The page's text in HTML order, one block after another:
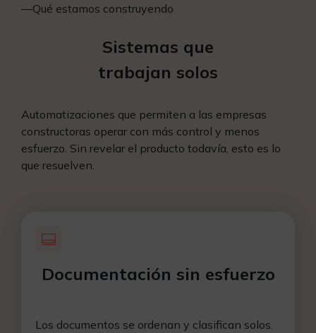
—Qué estamos construyendo
Sistemas que
trabajan solos
Automatizaciones que permiten a las empresas
constructoras operar con más control y menos
esfuerzo. Sin revelar el producto todavía, esto es lo
que resuelven.
Documentación sin esfuerzo
Los documentos se ordenan y clasifican solos.